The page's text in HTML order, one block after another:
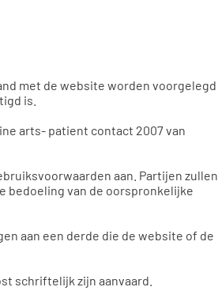
met de website worden voorgelegd
is.
arts- patient contact 2007 van
aan. Partijen zullen
bedoeling van de oorspronkelijke
aan een derde die de website of de
schriftelijk zijn aanvaard.